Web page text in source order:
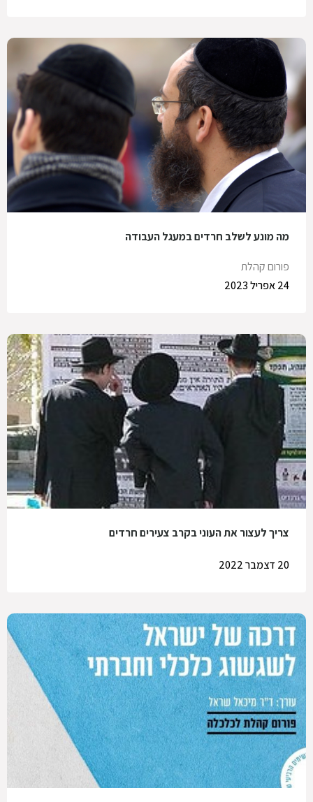
מה מונע לשלב חרדים במעגל העבודה
פורום קהלת
24 אפריל 2023
צריך לעצור את העוני בקרב צעירים חרדים
20 דצמבר 2022